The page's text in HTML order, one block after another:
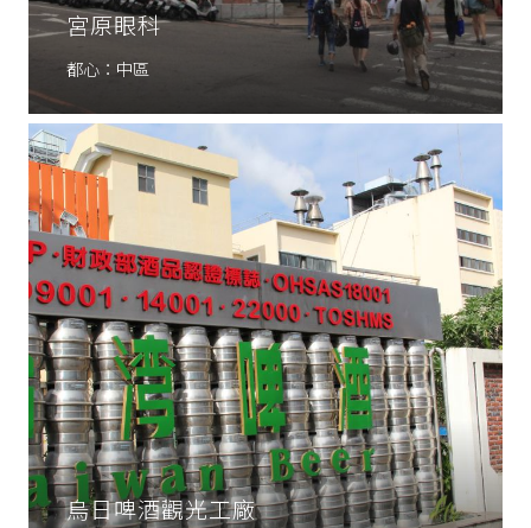
宮原眼科
都心：中區
烏日啤酒觀光工廠